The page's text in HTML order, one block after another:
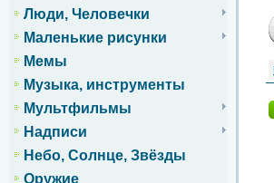
Люди, Человечки
Маленькие рисунки
Мемы
Музыка, инструменты
Мультфильмы
Надписи
Небо, Солнце, Звёзды
Оружие